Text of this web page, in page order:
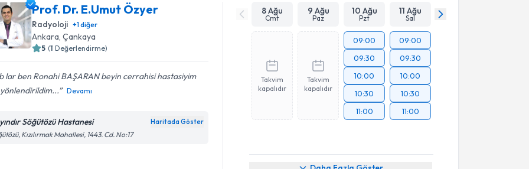
Prof. Dr. E.Umut Özyer
Radyoloji +1diğer
Ankara ,Çankaya
5 (1 Değerlendirme)
lar ben Ronahi BAŞARAN beyin cerrahisi hastasiyim
yönlendirildim...
Devamı
Söğütözü Hastanesi Haritada Göster
Kızılırmak Mahallesi, 1443. Cd. No:17
8 Ağu
Cmt
9 Ağu
Paz
10 Ağu
Pzt
11 Ağu
Sal
Takvim
kapalıdır
Takvim
kapalıdır
09:00
09:30
10:00
10:30
11:00
09:00
09:30
10:00
10:30
11:00
Randevu Takvimi Talebi